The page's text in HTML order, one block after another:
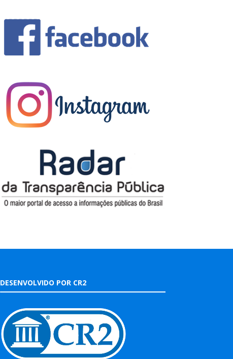
DESENVOLVIDO POR CR2